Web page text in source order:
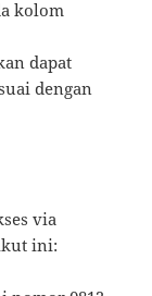
kolom
dapat
dengan
via
ini: